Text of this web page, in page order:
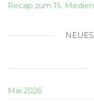
Recap zum 15.
Mai 2026